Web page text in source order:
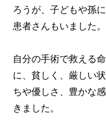
ろうが、子どもや孫
患者さんもいました。
自分の手術で救える
に、貧しく、厳しい
ちや優しさ、豊かな
きました。